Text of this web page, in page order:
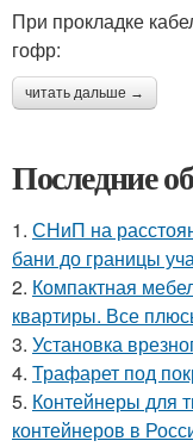
При прокладке
гофр:
читать дальше →
Последние
1. СНиП на
бани до границы
2. Компактная
квартиры. Все
3. Установка
4. Трафарет под
5. Контейнеры для
контейнеров в